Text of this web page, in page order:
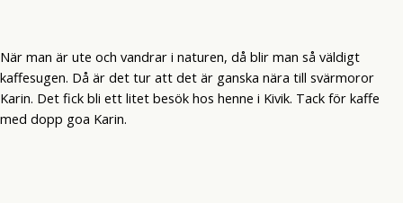
När man är ute och vandrar i naturen, då blir man så väldigt
kaffesugen. Då är det tur att det är ganska nära till svärmoror
Karin. Det fick bli ett litet besök hos henne i Kivik. Tack för kaffe
med dopp goa Karin.